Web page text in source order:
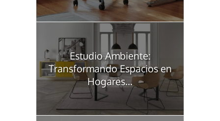
Estudio Ambiente:
Transformando Espacios en
Hogares...